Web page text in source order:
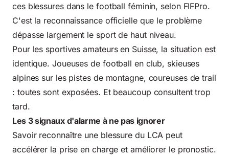
ces blessures dans le football féminin, selon FIFPro.
C'est la reconnaissance officielle que le problème
dépasse largement le sport de haut niveau.
Pour les sportives amateurs en Suisse, la situation est
identique. Joueuses de football en club, skieuses
alpines sur les pistes de montagne, coureuses de trail
: toutes sont exposées. Et beaucoup consultent trop
tard.
Les 3 signaux d'alarme à ne pas ignorer
Savoir reconnaître une blessure du LCA peut
accélérer la prise en charge et améliorer le pronostic.